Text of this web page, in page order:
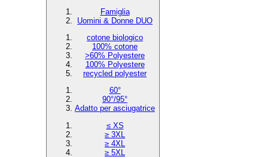
Famiglia
Uomini & Donne DUO
cotone biologico
100% cotone
>60% Polyestere
100% Polyestere
recycled polyester
60°
90°/95°
Adatto per asciugatrice
≤ XS
≥ 3XL
≥ 4XL
≥ 5XL